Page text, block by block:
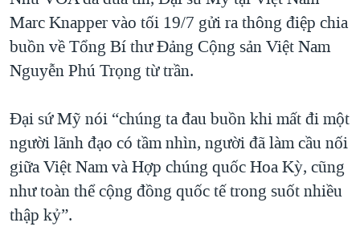
Marc Knapper vào tối 19/7 gửi ra thông điệp chia
buồn về Tổng Bí thư Đảng Cộng sản Việt Nam
Nguyễn Phú Trọng từ trần.
Đại sứ Mỹ nói “chúng ta đau buồn khi mất đi một
người lãnh đạo có tầm nhìn, người đã làm cầu nối
giữa Việt Nam và Hợp chúng quốc Hoa Kỳ, cũng
như toàn thể cộng đồng quốc tế trong suốt nhiều
thập kỷ”.